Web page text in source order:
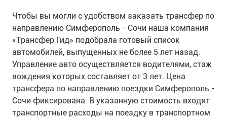
Чтобы вы могли с удобством заказать трансфер по
направлению Симферополь - Сочи наша компания
«Трансфер Гид» подобрала готовый список
автомобилей, выпущенных не более 5 лет назад.
Управление авто осуществляется водителями, стаж
вождения которых составляет от 3 лет. Цена
трансфера по направлению поездки Симферополь -
Сочи фиксирована. В указанную стоимость входят
транспортные расходы на поездку в транспортном